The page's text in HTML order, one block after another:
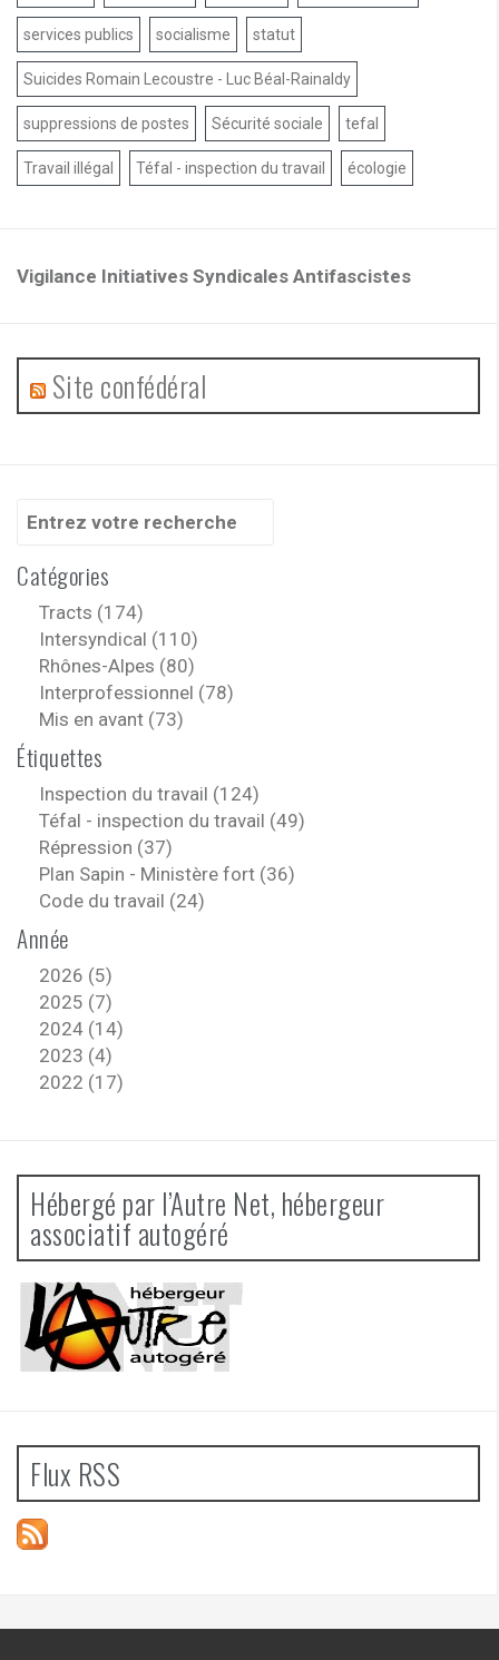
services publics socialisme statut
Suicides Romain Lecoustre - Luc Béal-Rainaldy
suppressions de postes Sécurité sociale tefal
Travail illégal Téfal - inspection du travail écologie
Vigilance Initiatives Syndicales Antifascistes
Site confédéral
Recherche
:Catégories
Tracts (174)
Intersyndical (110)
Rhônes-Alpes (80)
Interprofessionnel (78)
Mis en avant (73)
Étiquettes
Inspection du travail (124)
Téfal - inspection du travail (49)
Répression (37)
Plan Sapin - Ministère fort (36)
Code du travail (24)
Année
2026 (5)
2025 (7)
2024 (14)
2023 (4)
2022 (17)
Hébergé par l’Autre Net, hébergeur
associatif autogéré
Flux RSS